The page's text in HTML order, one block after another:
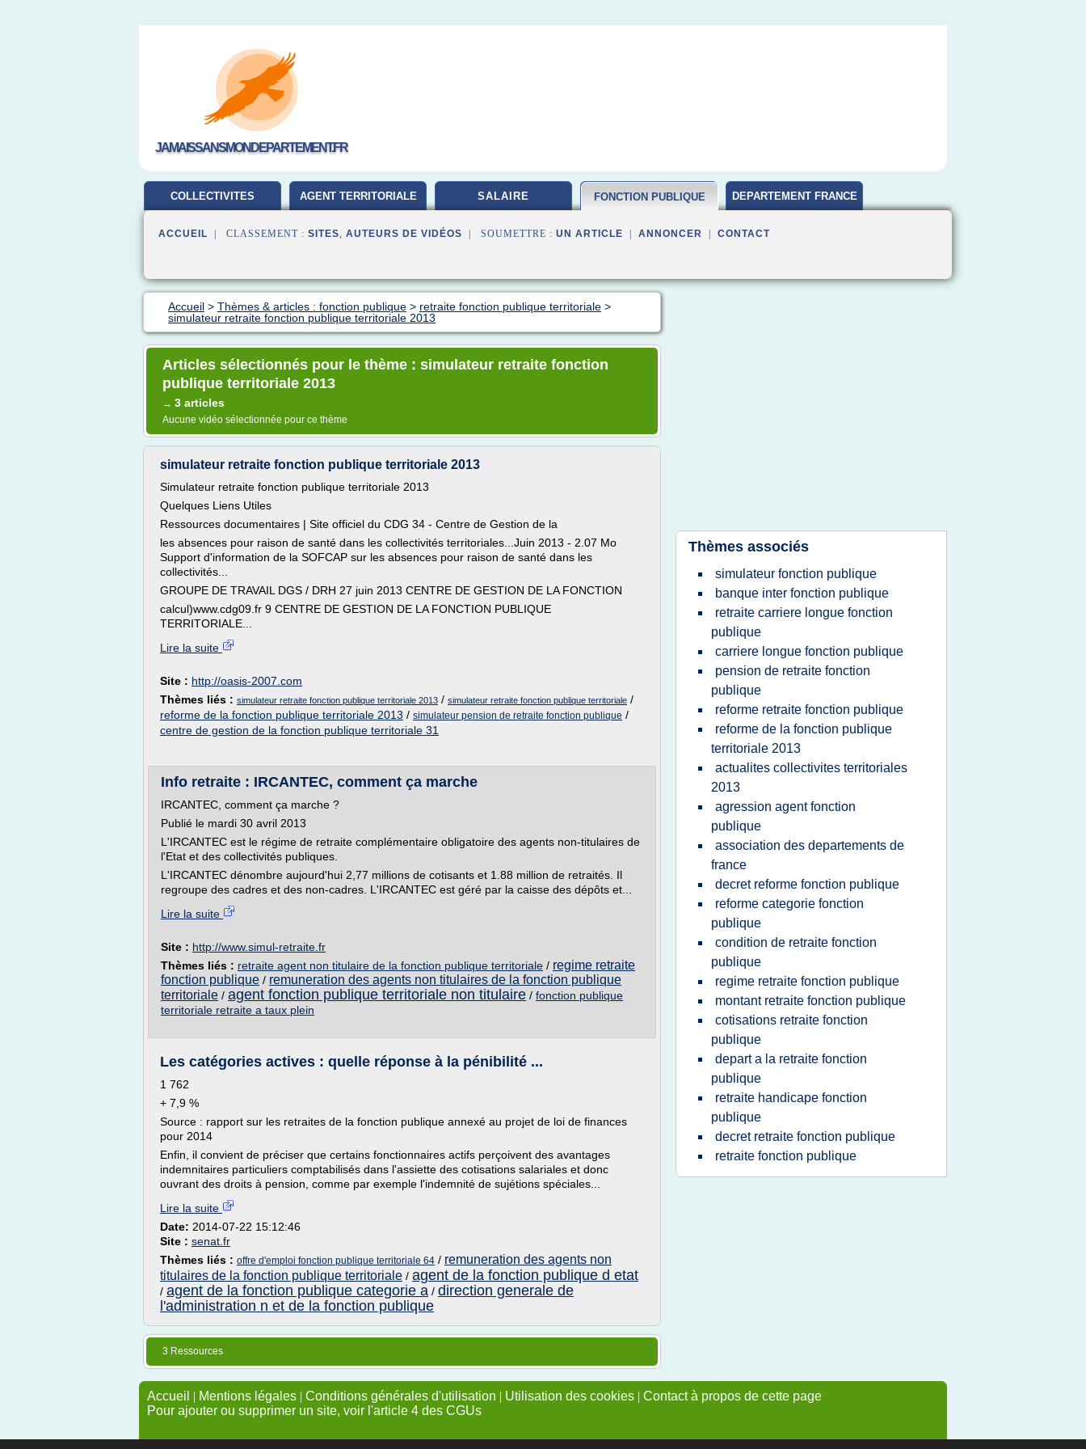
JAMAISSANSMONDEPARTEMENT.FR
COLLECTIVITES AGENT TERRITORIALE SALAIRE FONCTION PUBLIQUE DEPARTEMENT FRANCE
ACCUEIL | CLASSEMENT : SITES, AUTEURS DE VIDÉOS | SOUMETTRE : UN ARTICLE ANNONCER CONTACT
Accueil > Thèmes & articles : fonction publique > retraite fonction publique territoriale >
simulateur retraite fonction publique territoriale 2013
Articles sélectionnés pour le thème : simulateur retraite fonction
publique territoriale 2013
→ 3 articles
Aucune vidéo sélectionnée pour ce thème
simulateur retraite fonction publique territoriale 2013
Simulateur retraite fonction publique territoriale 2013
Quelques Liens Utiles
Ressources documentaires | Site officiel du CDG 34 - Centre de Gestion de la
les absences pour raison de santé dans les collectivités territoriales...Juin 2013 - 2.07 Mo
Support d'information de la SOFCAP sur les absences pour raison de santé dans les
collectivités...
GROUPE DE TRAVAIL DGS / DRH 27 juin 2013 CENTRE DE GESTION DE LA FONCTION
calcul)www.cdg09.fr 9 CENTRE DE GESTION DE LA FONCTION PUBLIQUE
TERRITORIALE...
Lire la suite
Site : http://oasis-2007.com
Thèmes liés : simulateur retraite fonction publique territoriale 2013 / simulateur retraite fonction publique territoriale /
reforme de la fonction publique territoriale 2013 / simulateur pension de retraite fonction publique /
centre de gestion de la fonction publique territoriale 31
Info retraite : IRCANTEC, comment ça marche
IRCANTEC, comment ça marche ?
Publié le mardi 30 avril 2013
L'IRCANTEC est le régime de retraite complémentaire obligatoire des agents non-titulaires de
l'Etat et des collectivités publiques.
L'IRCANTEC dénombre aujourd'hui 2,77 millions de cotisants et 1.88 million de retraités. Il
regroupe des cadres et des non-cadres. L'IRCANTEC est géré par la caisse des dépôts et...
Lire la suite
Site : http://www.simul-retraite.fr
Thèmes liés : retraite agent non titulaire de la fonction publique territoriale / regime retraite
fonction publique / remuneration des agents non titulaires de la fonction publique
territoriale / agent fonction publique territoriale non titulaire / fonction publique
territoriale retraite a taux plein
Les catégories actives : quelle réponse à la pénibilité ...
1 762
+ 7,9 %
Source : rapport sur les retraites de la fonction publique annexé au projet de loi de finances
pour 2014
Enfin, il convient de préciser que certains fonctionnaires actifs perçoivent des avantages
indemnitaires particuliers comptabilisés dans l'assiette des cotisations salariales et donc
ouvrant des droits à pension, comme par exemple l'indemnité de sujétions spéciales...
Lire la suite
Date: 2014-07-22 15:12:46
Site : senat.fr
Thèmes liés : offre d'emploi fonction publique territoriale 64 / remuneration des agents non
titulaires de la fonction publique territoriale / agent de la fonction publique d etat
/ agent de la fonction publique categorie a / direction generale de
l'administration n et de la fonction publique
3 Ressources
Thèmes associés
simulateur fonction publique
banque inter fonction publique
retraite carriere longue fonction
publique
carriere longue fonction publique
pension de retraite fonction
publique
reforme retraite fonction publique
reforme de la fonction publique
territoriale 2013
actualites collectivites territoriales
2013
agression agent fonction
publique
association des departements de
france
decret reforme fonction publique
reforme categorie fonction
publique
condition de retraite fonction
publique
regime retraite fonction publique
montant retraite fonction publique
cotisations retraite fonction
publique
depart a la retraite fonction
publique
retraite handicape fonction
publique
decret retraite fonction publique
retraite fonction publique
Accueil | Mentions légales | Conditions générales d'utilisation | Utilisation des cookies | Contact à propos de cette page
Pour ajouter ou supprimer un site, voir l'article 4 des CGUs